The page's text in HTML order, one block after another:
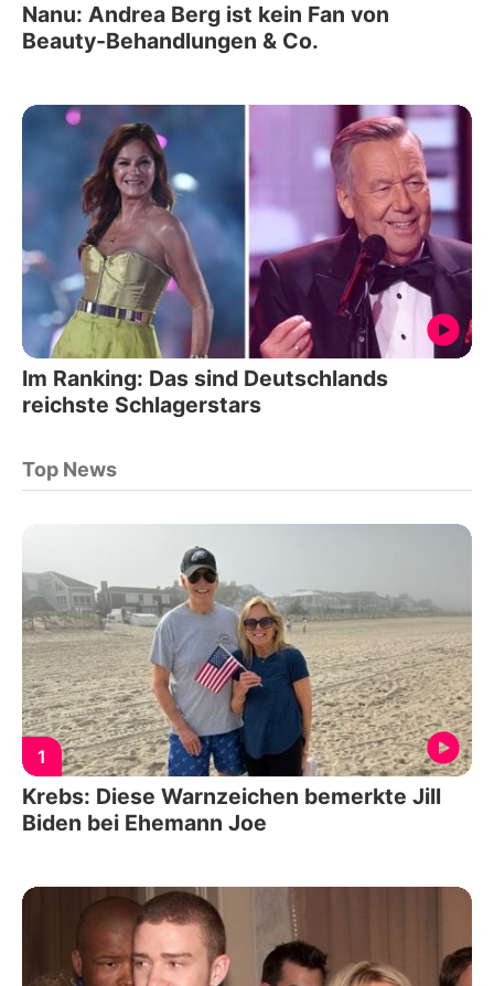
Nanu: Andrea Berg ist kein Fan von
Beauty-Behandlungen & Co.
Im Ranking: Das sind Deutschlands
reichste Schlagerstars
Top News
1
Krebs: Diese Warnzeichen bemerkte Jill
Biden bei Ehemann Joe